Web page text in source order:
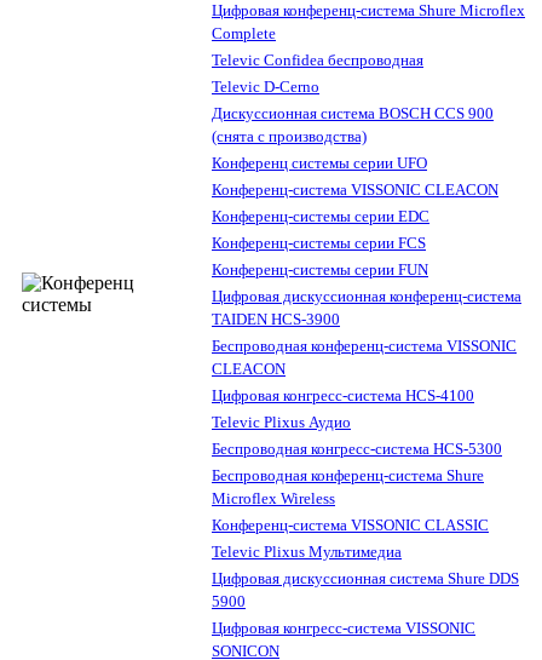
Цифровая конференц-система Shure Microflex
Complete
Televic Confidea беспроводная
Televic D-Cerno
Дискуссионная система BOSCH CCS 900
(снята с производства)
Конференц системы серии UFO
Конференц-система VISSONIC CLEACON
Конференц-системы серии EDC
Конференц-системы серии FCS
Конференц-системы серии FUN
Цифровая дискуссионная конференц-система
TAIDEN HCS-3900
Беспроводная конференц-система VISSONIC
CLEACON
Цифровая конгресс-система HCS-4100
Televic Plixus Аудио
Беспроводная конгресс-система HCS-5300
Беспроводная конференц-система Shure
Microflex Wireless
Конференц-система VISSONIC CLASSIC
Televic Plixus Мультимедиа
Цифровая дискуссионная система Shure DDS
5900
Цифровая конгресс-система VISSONIC
SONICON